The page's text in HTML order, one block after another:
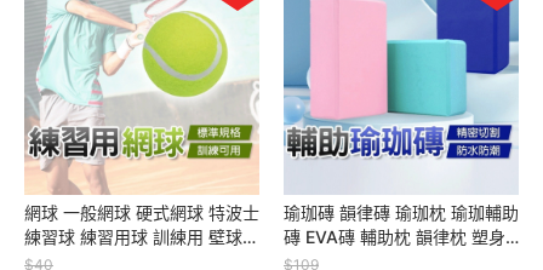
網球 一般網球 硬式網球 特波士
練習球 練習用球 訓練用 壁球
4311 成功 SUCCESS 運動 體
$40
瑜珈磚 韻律磚 瑜珈枕 瑜珈輔助
磚 EVA磚 輔助枕 韻律枕 塑身
瑜珈磚 瑜珈輔助 瑜伽 健身
$109